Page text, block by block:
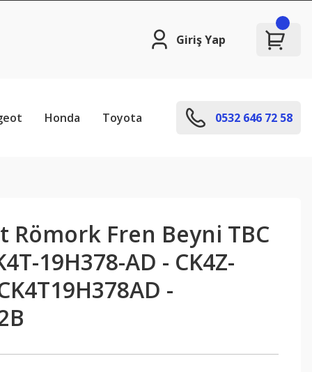
Giriş Yap
Honda Toyota 0532 646 72 58
Römork Fren Beyni TBC
19H378-AD - CK4Z-
-